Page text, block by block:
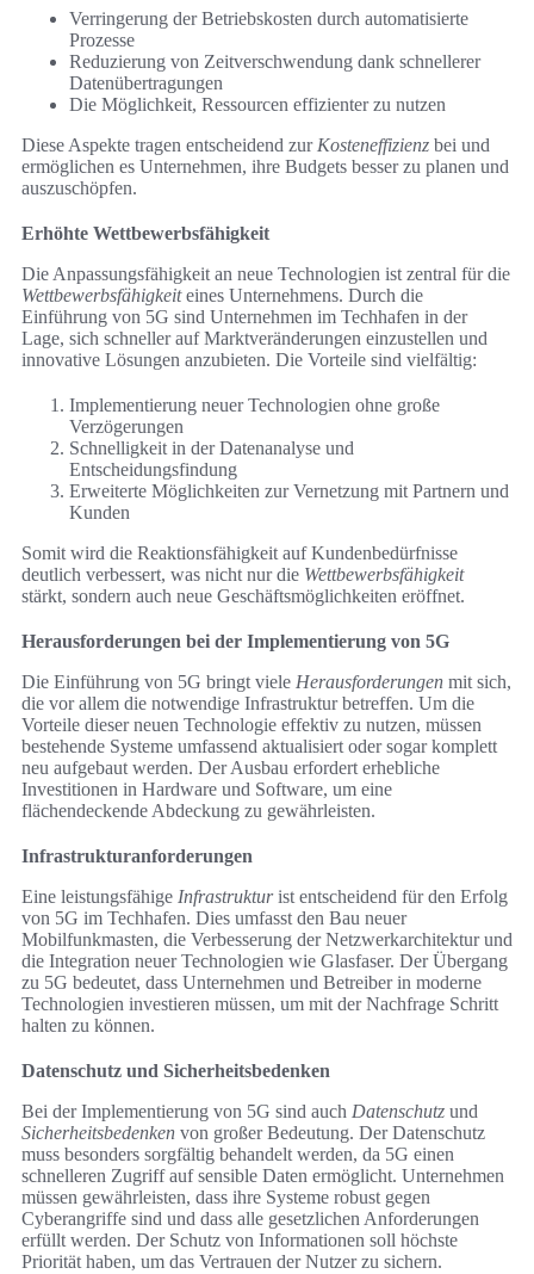
Verringerung der Betriebskosten durch automatisierte
Prozesse
Reduzierung von Zeitverschwendung dank schnellerer
Datenübertragungen
Die Möglichkeit, Ressourcen effizienter zu nutzen
Diese Aspekte tragen entscheidend zur Kosteneffizienz bei und
ermöglichen es Unternehmen, ihre Budgets besser zu planen und
auszuschöpfen.
Erhöhte Wettbewerbsfähigkeit
Die Anpassungsfähigkeit an neue Technologien ist zentral für die
Wettbewerbsfähigkeiteines Unternehmens. Durch die
Einführung von 5G sind Unternehmen im Techhafen in der
Lage, sich schneller auf Marktveränderungen einzustellen und
innovative Lösungen anzubieten. Die Vorteile sind vielfältig:
Implementierung neuer Technologien ohne große
Verzögerungen
Schnelligkeit in der Datenanalyse und
Entscheidungsfindung
Erweiterte Möglichkeiten zur Vernetzung mit Partnern und
Kunden
Somit wird die Reaktionsfähigkeit auf Kundenbedürfnisse
deutlich verbessert, was nicht nur die Wettbewerbsfähigkeit
stärkt, sondern auch neue Geschäftsmöglichkeiten eröffnet.
Herausforderungen bei der Implementierung von 5G
Die Einführung von 5G bringt viele Herausforderungen mit sich,
die vor allem die notwendige Infrastruktur betreffen. Um die
Vorteile dieser neuen Technologie effektiv zu nutzen, müssen
bestehende Systeme umfassend aktualisiert oder sogar komplett
neu aufgebaut werden. Der Ausbau erfordert erhebliche
Investitionen in Hardware und Software, um eine
flächendeckende Abdeckung zu gewährleisten.
Infrastrukturanforderungen
Eine leistungsfähige Infrastrukturist entscheidend für den Erfolg
von 5G im Techhafen. Dies umfasst den Bau neuer
Mobilfunkmasten, die Verbesserung der Netzwerkarchitektur und
die Integration neuer Technologien wie Glasfaser. Der Übergang
zu 5G bedeutet, dass Unternehmen und Betreiber in moderne
Technologien investieren müssen, um mit der Nachfrage Schritt
halten zu können.
Datenschutz und Sicherheitsbedenken
Bei der Implementierung von 5G sind auch Datenschutz und
Sicherheitsbedenken von großer Bedeutung. Der Datenschutz
muss besonders sorgfältig behandelt werden, da 5G einen
schnelleren Zugriff auf sensible Daten ermöglicht. Unternehmen
müssen gewährleisten, dass ihre Systeme robust gegen
Cyberangriffe sind und dass alle gesetzlichen Anforderungen
erfüllt werden. Der Schutz von Informationen soll höchste
Priorität haben, um das Vertrauen der Nutzer zu sichern.